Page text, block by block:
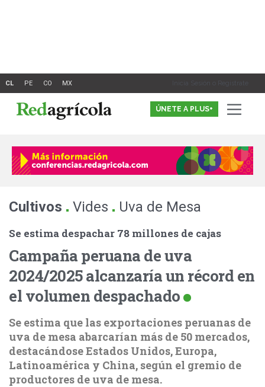
Inicia Sesión o Registrate
ÚNETE A PLUS+
Cultivos . Vides . Uva de Mesa
Se estima despachar 78 millones de cajas
Campaña peruana de uva
2024/2025 alcanzaría un récord en
el volumen despachado
Se estima que las exportaciones peruanas de
uva de mesa abarcarían más de 50 mercados,
destacándose Estados Unidos, Europa,
Latinoamérica y China, según el gremio de
productores de uva de mesa.